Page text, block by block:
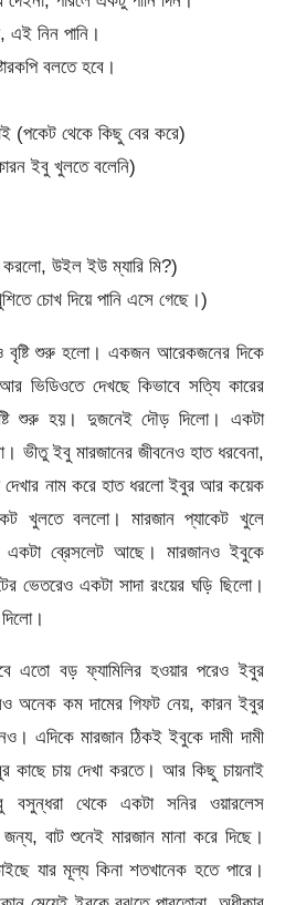
এই নিন পানি।
বলতে হবে।
(পকেট থেকে কিছু বের করে)
ইবু খুলতে বলেনি)
উইল ইউ ম্যারি মি?)
চোখ দিয়ে পানি এসে গেছে।)
শুরু হলো। একজন আরেকজনের দিকে
ভিডিওতে দেখছে কিভাবে সত্যি কারের
শুরু হয়। দুজনেই দৌড় দিলো। একটা
ভীতু ইবু মারজানের জীবনেও হাত ধরবেনা,
দেখার নাম করে হাত ধরলো ইবুর আর কয়েক
খুলতে বললো। মারজান প্যাকেট খুলে
একটা ব্রেসলেট আছে। মারজানও ইবুকে
ভেতরেও একটা সাদা রংয়ের ঘড়ি ছিলো।
এতো বড় ফ্যামিলির হওয়ার পরেও ইবুর
অনেক কম দামের গিফট নেয়, কারন ইবুর
এদিকে মারজান ঠিকই ইবুকে দামী দামী
কাছে চায় দেখা করতে। আর কিছু চায়নাই
থেকে একটা সনির ওয়ারলেস
বাট শুনেই মারজান মানা করে দিছে।
যার মূল্য কিনা শতখানেক হতে পারে।